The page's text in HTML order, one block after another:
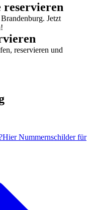
reservieren
Jetzt
reservieren und
Hier Nummernschilder für